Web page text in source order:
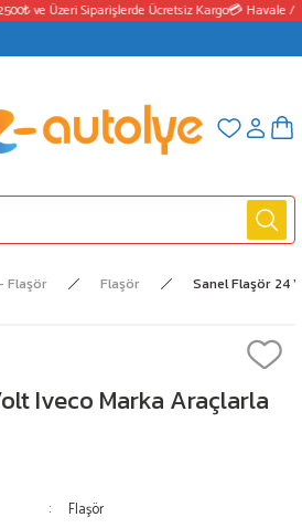
ve Üzeri Siparişlerde Ücretsiz Kargo💳 Havale /
Flaşör Flaşör Sanel Flaşör 24
Iveco Marka Araçlarla
Flaşör